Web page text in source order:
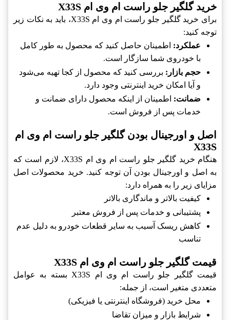
خرید گلگیر جلو راست ام وی ام X33S
برای خرید گلگیر جلو راست ام وی ام X33S، باید به نکات زیر
توجه کنید:
عملکرد: اطمینان حاصل کنید که محصول به طور کامل
با خودروی شما سازگار است.
حجم بازار: بررسی کنید که محصول از کجا تهیه می‌شود
و آیا امکان خرید اینترنتی وجود دارد.
ضمانت: اطمینان از اینکه محصول دارای ضمانت و
خدمات پس از فروش است.
اصل و اورجینال بودن گلگیر جلو راست ام وی ام
X33S
هنگام خرید گلگیر جلو راست ام وی ام X33S، لازم است که
به اصل و اورجینال بودن آن توجه کنید. خرید محصولات اصل
مزایای زیر را به همراه دارد:
کیفیت بالاتر و ماندگاری بالاتر
پشتیبانی و خدمات پس از فروش معتبر
کاهش ریسک آسیب به سایر قطعات خودرو به دلیل عدم
تناسب
قیمت گلگیر جلو راست ام وی ام X33S
قیمت گلگیر جلو راست ام وی ام X33S بسته به عوامل
متعددی متغیر است، از جمله:
محل خرید (فروشگاه اینترنتی یا فیزیکی)
شرایط بازار و میزان تقاضا